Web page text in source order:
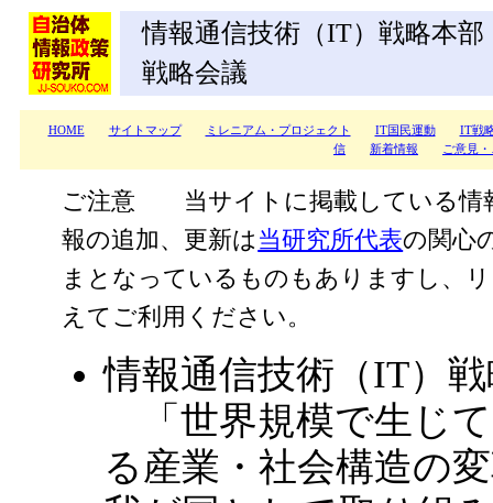
情報通信技術（IT）戦略本部
戦略会議
HOME サイトマップ ミレニアム・プロジェクト IT国民運動
IT戦
信
新着情報 ご意見
ご注意 当サイトに掲載している情
報の追加、更新は 当研究所代表の関心
まとなっているものもありますし、
えてご利用ください。
情報通信技術（IT）
「世界規模で生じ
る産業・社会構造の